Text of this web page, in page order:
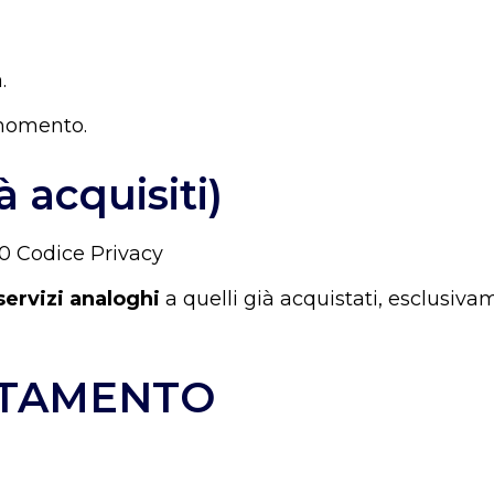
acquisiti)
Codice Privacy
analoghi a quelli già acquistati,